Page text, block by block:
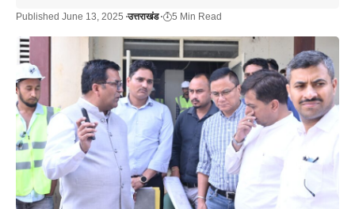
Published June 13, 2025 उत्तराखंड 5 Min Read